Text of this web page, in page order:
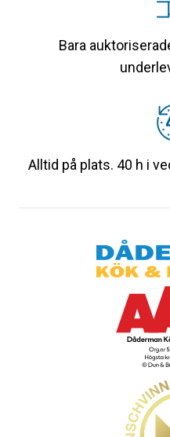
Bara
Alltid på plats. 40 h i